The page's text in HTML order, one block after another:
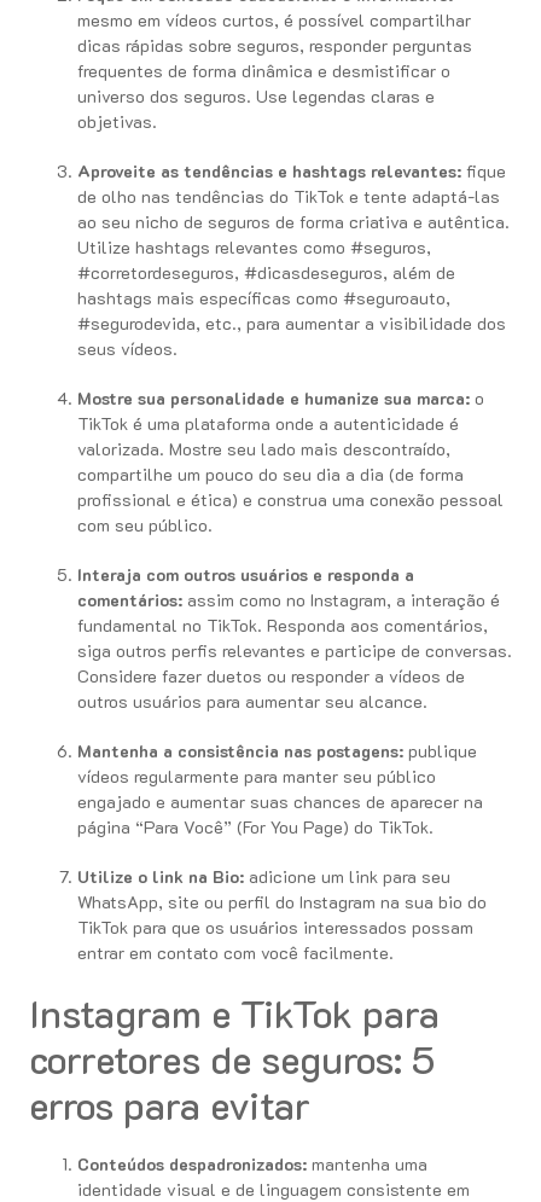
mesmo em vídeos curtos, é possível compartilhar
dicas rápidas sobre seguros, responder perguntas
frequentes de forma dinâmica e desmistificar o
universo dos seguros. Use legendas claras e
objetivas.
Aproveite as tendências e hashtags relevantes: fique
de olho nas tendências do TikTok e tente adaptá-las
ao seu nicho de seguros de forma criativa e autêntica.
Utilize hashtags relevantes como #seguros,
#corretordeseguros, #dicasdeseguros, além de
hashtags mais específicas como #seguroauto,
#segurodevida, etc., para aumentar a visibilidade dos
seus vídeos.
Mostre sua personalidade e humanize sua marca: o
TikTok é uma plataforma onde a autenticidade é
valorizada. Mostre seu lado mais descontraído,
compartilhe um pouco do seu dia a dia (de forma
profissional e ética) e construa uma conexão pessoal
com seu público.
Interaja com outros usuários e responda a
comentários: assim como no Instagram, a interação é
fundamental no TikTok. Responda aos comentários,
siga outros perfis relevantes e participe de conversas.
Considere fazer duetos ou responder a vídeos de
outros usuários para aumentar seu alcance.
Mantenha a consistência nas postagens: publique
vídeos regularmente para manter seu público
engajado e aumentar suas chances de aparecer na
página “Para Você” (For You Page) do TikTok.
Utilize o link na Bio: adicione um link para seu
WhatsApp, site ou perfil do Instagram na sua bio do
TikTok para que os usuários interessados possam
entrar em contato com você facilmente.
Instagram e TikTok para
corretores de seguros: 5
erros para evitar
Conteúdos despadronizados: mantenha uma
identidade visual e de linguagem consistente em